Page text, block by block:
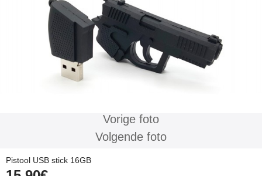
Vorige foto
Volgende foto
Pistool USB stick 16GB